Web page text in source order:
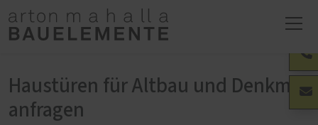
Haustüren für Altbau und Denkmal
anfragen